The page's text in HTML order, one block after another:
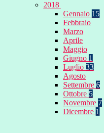
2018
Gennaio 15
Febbraio
Marzo
Aprile
Maggio
Giugno 1
Luglio 33
Agosto
Settembre 6
Ottobre 5
Novembre 7
Dicembre 1